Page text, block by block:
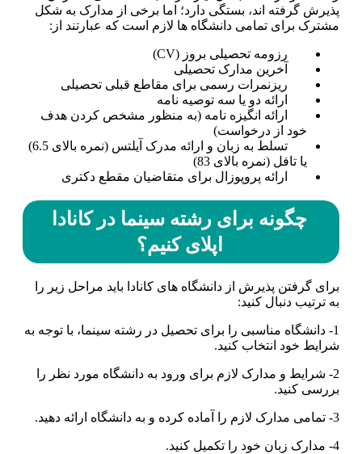
پذیرش گرفته­ اند، بستگی دارد؛ اما برخی از مدارک به شکل
مشترک برای تمامی دانشگاه­ ها لازم است که عبارتند از:
رزومه تحصیلی بروز (CV)
آخرین مدارک تحصیلی
ریزنمرات رسمی برای مقاطع قبلی تحصیلی
ارائه دو یا سه توصیه نامه
ارائه انگیزه نامه (به منظور مشخص کردن هدف
خود از درخواست)
تسلط به زبان و ارائه مدرک آیلتس (نمره بالای 6.5)
یا تافل (نمره بالای 83)
ارائه پروپوزال برای متقاضیان مقطع دکتری
چگونه برای رشته سینما در کانادا
اپلای کنیم؟
برای گرفتن پذیرش از دانشگاه­ های کانادا باید مراحل زیر را
به ترتیب دنبال کنید:
1- دانشگاه مناسبی را برای تحصیل در رشته سینما، با توجه به
شرایط خود انتخاب کنید.
2- شرایط و مدارک لازم برای ورود به دانشگاه مورد نظر را
بررسی کنید.
3- تمامی مدارک لازم را آماده کرده و به دانشگاه ارائه دهید.
4- مدارک زبان خود را تکمیل کنید.